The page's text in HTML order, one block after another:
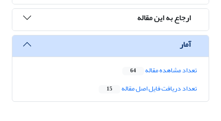
ارجاع به این مقاله
آمار
تعداد مشاهده مقاله 64
تعداد دریافت فایل اصل مقاله 15